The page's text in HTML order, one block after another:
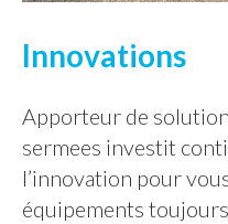
Innovations
Apporteur de
sermees investit
l’innovation pour
équipements